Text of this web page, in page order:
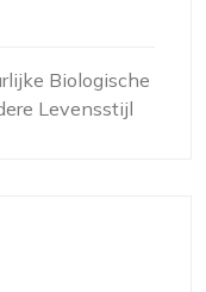
Biologische
Levensstijl